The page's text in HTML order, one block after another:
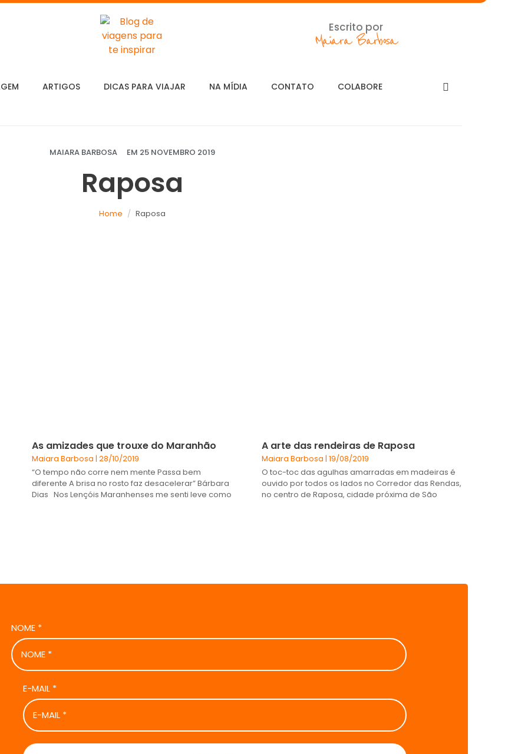
Escrito por
Maiara Barbosa
ARTIGOS DICAS PARA VIAJAR NA MÍDIA CONTATO COLABORE
MAIARA BARBOSA EM 25 NOVEMBRO 2019
Raposa
Home Raposa
As amizades que trouxe do Maranhão
Maiara Barbosa 28/10/2019
“O tempo não corre nem mente Passa bem
diferente A brisa no rosto faz desacelerar” Bárbara
Dias Nos Lençóis Maranhenses me senti leve como
A arte das rendeiras de Raposa
Maiara Barbosa 19/08/2019
O toc-toc das agulhas amarradas em madeiras é
ouvido por todos os lados no Corredor das Rendas,
no centro de Raposa, cidade próxima de São
NOME *
E-MAIL *